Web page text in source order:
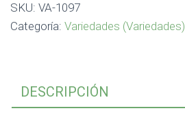
SKU: VA-1097
Categoría: Variedades (Variedades)
DESCRIPCIÓN